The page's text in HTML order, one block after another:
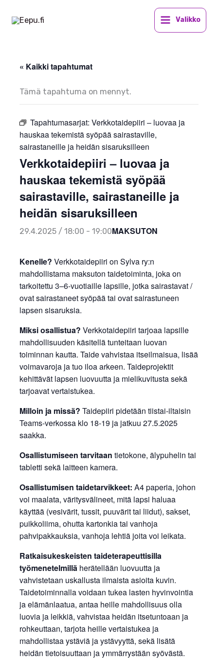
sisältöön
Valikko
« Kaikki tapahtumat
Tämä tapahtuma on mennyt.
Tapahtumasarjat: Verkkotaidepiiri – luovaa ja
hauskaa tekemistä syöpää sairastaville,
sairastaneille ja heidän sisaruksilleen
Verkkotaidepiiri – luovaa ja
hauskaa tekemistä syöpää
sairastaville, sairastaneille ja
heidän sisaruksilleen
29.4.2025 / 18:00 - 19:00MAKSUTON
Kenelle? Verkkotaidepiiri on Sylva ry:n
mahdollistama maksuton taidetoiminta, joka on
tarkoitettu 3–6-vuotiaille lapsille, jotka sairastavat /
ovat sairastaneet syöpää tai ovat sairastuneen
lapsen sisaruksia.
Miksi osallistua? Verkkotaidepiiri tarjoaa lapsille
mahdollisuuden käsitellä tunteitaan luovan
toiminnan kautta. Taide vahvistaa itseilmaisua, lisää
voimavaroja ja tuo iloa arkeen. Taideprojektit
kehittävät lapsen luovuutta ja mielikuvitusta sekä
tarjoavat vertaistukea.
Milloin ja missä? Taidepiiri pidetään tiistai-iltaisin
Teams-verkossa klo 18-19 ja jatkuu 27.5.2025
saakka.
Osallistumiseen tarvitaan tietokone, älypuhelin tai
tabletti sekä laitteen kamera.
Osallistumisen taidetarvikkeet: A4 paperia, johon
voi maalata, väritysvälineet, mitä lapsi haluaa
käyttää (vesivärit, tussit, puuvärit tai liidut), sakset,
puikkoliima, ohutta kartonkia tai vanhoja
pahvipakkauksia, vanhoja lehtiä joita voi leikata.
Ratkaisukeskeisten taideterapeuttisilla
työmenetelmillä herätellään luovuutta ja
vahvistetaan uskallusta ilmaista asioita kuvin.
Taidetoiminnalla voidaan tukea lasten hyvinvointia
ja elämänlaatua, antaa heille mahdollisuus olla
luovia ja leikkiä, vahvistaa heidän itsetuntoaan ja
rohkeuttaan, tarjota heille vertaistukea ja
mahdollistaa ystäviä ja ystävyyttä, sekä lisätä
heidän tietoisuuttaan ja ymmärrystään syövästä.